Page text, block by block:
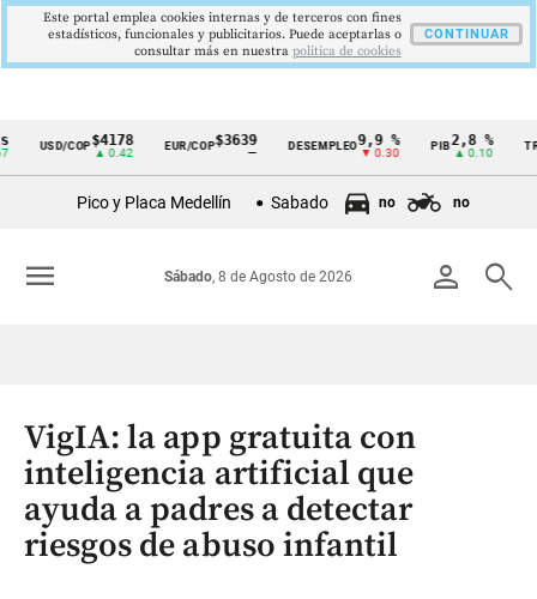
Cintillo
Colombia
USD/COP$4178
▲ 0.42
EUR/COP$3639
—
DESEMPLEO9,9 %
▼ 0.30
PIB 2,8 %
▲ 0.10
TRM
Pico y Placa Medellín Sabado no no
person search
Sábado, 8 de Agosto de 2026
menu
VigIA: la app gratuita con
inteligencia artificial que
ayuda a padres a detectar
riesgos de abuso infantil
Este portal emplea cookies internas y de terceros con fines
estadísticos, funcionales y publicitarios. Puede aceptarlas o
consultar más en nuestra politica de cookies
CONTINUAR